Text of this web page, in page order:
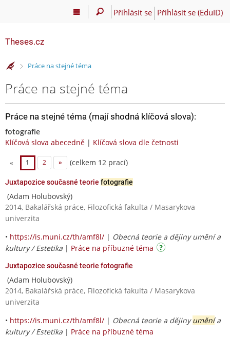
Přihlásit se Přihlásit se (EduID)
Theses.cz
>Práce na stejné téma
Práce na stejné téma
Práce na stejné téma (mají shodná klíčová slova):
fotografie
Klíčová slova abecedně | Klíčová slova dle četnosti
« 1 2 » (celkem 12 prací)
Juxtapozice současné teorie fotografie
(Adam Holubovský)
2014, Bakalářská práce, Filozofická fakulta / Masarykova
univerzita
• https://is.muni.cz/th/amf8l/ | Obecná teorie a dějiny umění a
kultury / Estetika | Práce na příbuzné téma
Juxtapozice současné teorie fotografie
(Adam Holubovský)
2014, Bakalářská práce, Filozofická fakulta / Masarykova
univerzita
• https://is.muni.cz/th/amf8l/ | Obecná teorie a dějinyuměnía
kultury / Estetika | Práce na příbuzné téma